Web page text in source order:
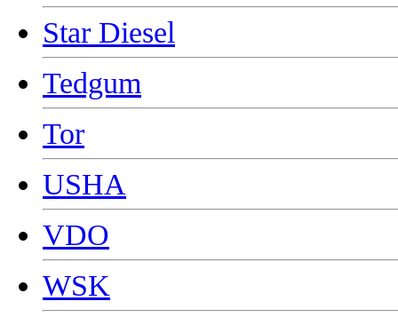
Star Diesel
Tedgum
Tor
USHA
VDO
WSK